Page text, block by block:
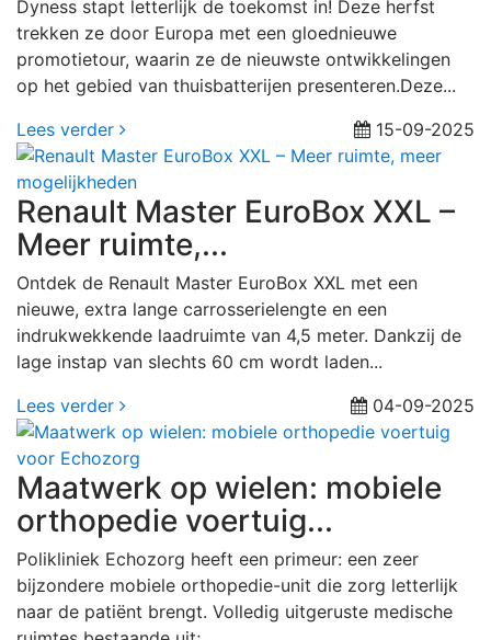
Dyness stapt letterlijk de toekomst in! Deze herfst
trekken ze door Europa met een gloednieuwe
promotietour, waarin ze de nieuwste ontwikkelingen
op het gebied van thuisbatterijen presenteren.Deze...
Lees verder
15-09-2025
Renault Master EuroBox XXL –
Meer ruimte,...
Ontdek de Renault Master EuroBox XXL met een
nieuwe, extra lange carrosserielengte en een
indrukwekkende laadruimte van 4,5 meter. Dankzij de
lage instap van slechts 60 cm wordt laden...
Lees verder
04-09-2025
Maatwerk op wielen: mobiele
orthopedie voertuig...
Polikliniek Echozorg heeft een primeur: een zeer
bijzondere mobiele orthopedie-unit die zorg letterlijk
naar de patiënt brengt. Volledig uitgeruste medische